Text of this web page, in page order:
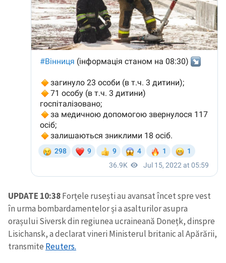
UPDATE 10:38Forțele rusești au avansat încet spre vest
în urma bombardamentelor și a asalturilor asupra
orașului Siversk din regiunea ucraineană Donețk, dinspre
Lisichansk, a declarat vineri Ministerul britanic al Apărării,
transmite Reuters.